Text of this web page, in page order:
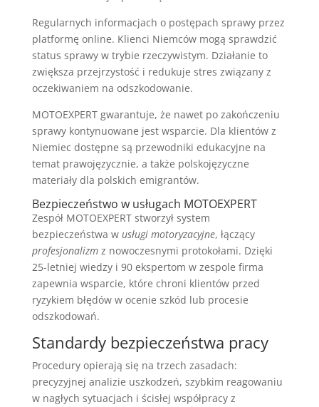
Regularnych informacjach o postępach sprawy przez
platformę online. Klienci Niemców mogą sprawdzić
status sprawy w trybie rzeczywistym. Działanie to
zwiększa przejrzystość i redukuje stres związany z
oczekiwaniem na odszkodowanie.
MOTOEXPERT gwarantuje, że nawet po zakończeniu
sprawy kontynuowane jest wsparcie. Dla klientów z
Niemiec dostępne są przewodniki edukacyjne na
temat prawojęzycznie, a także polskojęzyczne
materiały dla polskich emigrantów.
Bezpieczeństwo w usługach MOTOEXPERT
Zespół MOTOEXPERT stworzył system
bezpieczeństwa w usługi motoryzacyjne, łączący
profesjonalizmz nowoczesnymi protokołami. Dzięki
25-letniej wiedzy i 90 ekspertom w zespole firma
zapewnia wsparcie, które chroni klientów przed
ryzykiem błędów w ocenie szkód lub procesie
odszkodowań.
Standardy bezpieczeństwa pracy
Procedury opierają się na trzech zasadach:
precyzyjnej analizie uszkodzeń, szybkim reagowaniu
w nagłych sytuacjach i ścisłej współpracy z